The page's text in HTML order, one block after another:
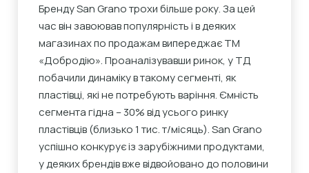
Бренду San Grano трохи більше року. За цей
час він завоював популярність і в деяких
магазинах по продажам випереджає ТМ
«Добродію». Проаналізувавши ринок, у ТД
побачили динаміку в такому сегменті, як
пластівці, які не потребують варіння. Ємність
сегмента гідна – 30% від усього ринку
пластівців (близько 1 тис. т/місяць). San Grano
успішно конкурує із зарубіжними продуктами,
у деяких брендів вже відвойовано до половини